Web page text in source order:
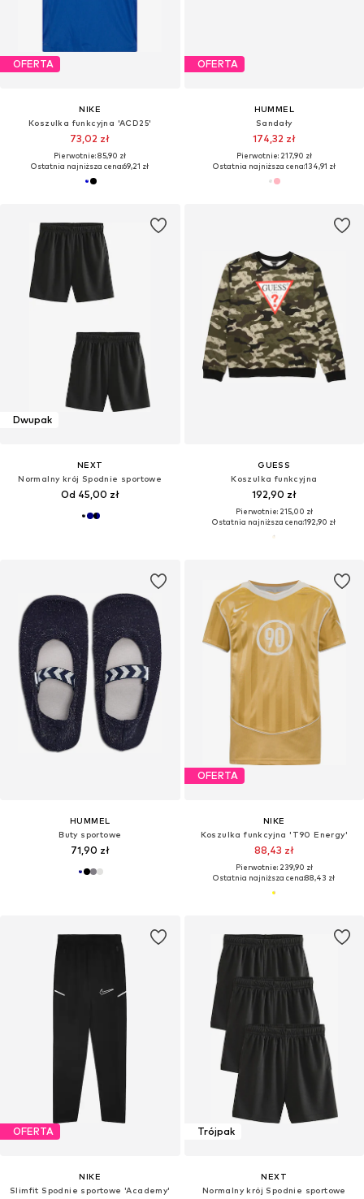
OFERTA
NIKE
Koszulka funkcyjna 'ACD25'
73,02 zł
Pierwotnie: 85,90 zł
Ostatnia najniższa cena:69,21 zł
OFERTA
HUMMEL
Sandały
174,32 zł
Pierwotnie: 217,90 zł
Ostatnia najniższa cena:134,91 zł
Dwupak
NEXT
Normalny krój Spodnie sportowe
Od 45,00 zł
GUESS
Koszulka funkcyjna
192,90 zł
Pierwotnie: 215,00 zł
Ostatnia najniższa cena:192,90 zł
HUMMEL
Buty sportowe
71,90 zł
OFERTA
NIKE
Koszulka funkcyjna 'T90 Energy'
88,43 zł
Pierwotnie: 239,90 zł
Ostatnia najniższa cena:88,43 zł
OFERTA
NIKE
Slimfit Spodnie sportowe 'Academy'
Trójpak
NEXT
Normalny krój Spodnie sportowe